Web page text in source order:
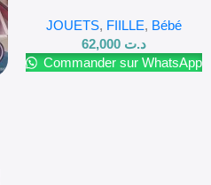
LUMINEUSES POUR FILLES
JOUETS, FIILLE, Bébé
د.ت
Commander sur WhatsApp